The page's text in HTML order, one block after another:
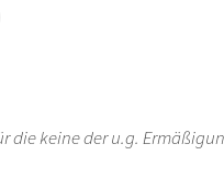
die keine der u.g.